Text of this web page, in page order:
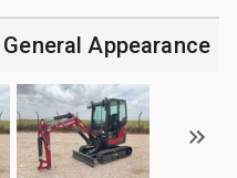
General Appearance